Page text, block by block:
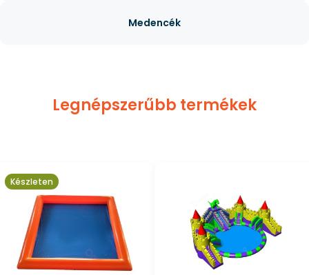
Medencék
Legnépszerűbb termékek
Készleten